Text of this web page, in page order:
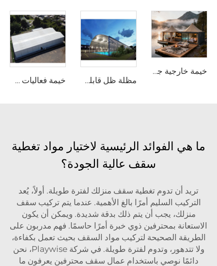
خيمة خارجية جاهزة قابلة للتخصيص | هيكل عالي الأداء مقاوم للماء ومُصمَّم لمجمعات الإجازات البيئية
مظلة ظل قابلة للتخصيص وفق نظام وحدات لملاعب البدل | سقف متكامل من هيكل ألومنيوم مع حماية زجاجية لمرافق التنس الخارجية
خيمة فعاليات حسب الطلب (OEM) مع طباعة الشعار | هيكل وحداتي قابل للتجميع السريع لمواقع الحفلات والمهرجانات الخارجية الكبيرة
ما هي الفوائد الرئيسية لاختيار مواد تغطية
سقف عالية الجودة؟
تريد أن تدوم تغطية سقف منزلك لفترة طويلة. أولاً، يُعد
التركيب السليم أمرًا بالغ الأهمية. عندما يتم تركيب سقف
منزلك، يجب أن يتم ذلك بدقة شديدة. ويمكن أن يكون
الاستعانة بمحترفين ذوي خبرة أمرًا حاسمًا. فهم مدربون على
الطريقة الصحيحة لتركيب مواد السقف بحيث تعمل بكفاءة،
ولا تتدهور، وتدوم لفترة طويلة. في شركة Playwise، نحن
دائمًا نوصي باستخدام عمال سقف محترفين يعرفون ما